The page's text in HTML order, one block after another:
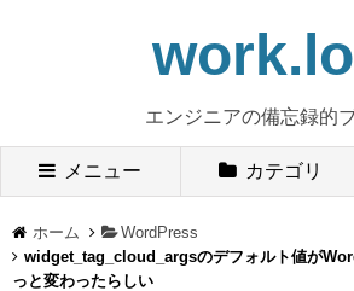
エンジニアの備忘録的
メニュー カテゴリ
ホーム
WordPress
widget_tag_cloud_argsのデフォルト値が
っと変わったらしい